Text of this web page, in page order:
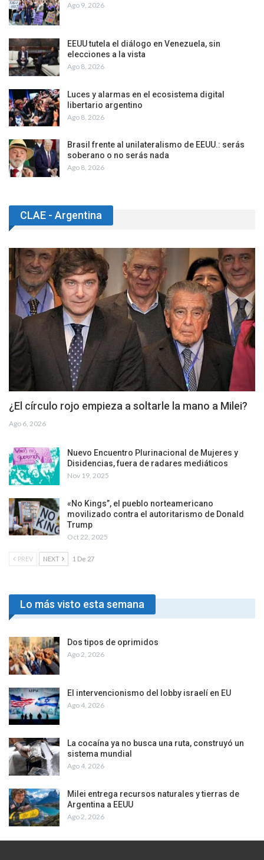
Ago 9, 2026
EEUU tutela el diálogo en Venezuela, sin
elecciones a la vista
Ago 8, 2026
Luces y alarmas en el ecosistema digital
libertario argentino
Ago 8, 2026
Brasil frente al unilateralismo de EEUU.: serás
soberano o no serás nada
Ago 8, 2026
CLAE - Argentina
¿El círculo rojo empieza a soltarle la mano a Milei?
Ago 6, 2026
Nuevo Encuentro Plurinacional de Mujeres y
Disidencias, fuera de radares mediáticos
Nov 19, 2025
«No Kings”, el pueblo norteamericano
movilizado contra el autoritarismo de Donald
Trump
Oct 22, 2025
PREV NEXT 1 De 27
Lo más visto esta semana
Dos tipos de oprimidos
Ago 2, 2026
El intervencionismo del lobby israelí en EU
Ago 4, 2026
La cocaína ya no busca una ruta, construyó un
sistema mundial
Ago 4, 2026
Milei entrega recursos naturales y tierras de
Argentina a EEUU
Ago 2, 2026